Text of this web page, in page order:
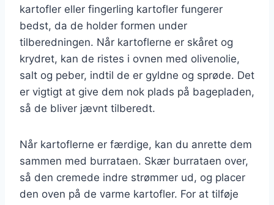
kartofler eller fingerling kartofler fungerer
bedst, da de holder formen under
tilberedningen. Når kartoflerne er skåret og
krydret, kan de ristes i ovnen med olivenolie,
salt og peber, indtil de er gyldne og sprøde. Det
er vigtigt at give dem nok plads på bagepladen,
så de bliver jævnt tilberedt.
Når kartoflerne er færdige, kan du anrette dem
sammen med burrataen. Skær burrataen over,
så den cremede indre strømmer ud, og placer
den oven på de varme kartofler. For at tilføje